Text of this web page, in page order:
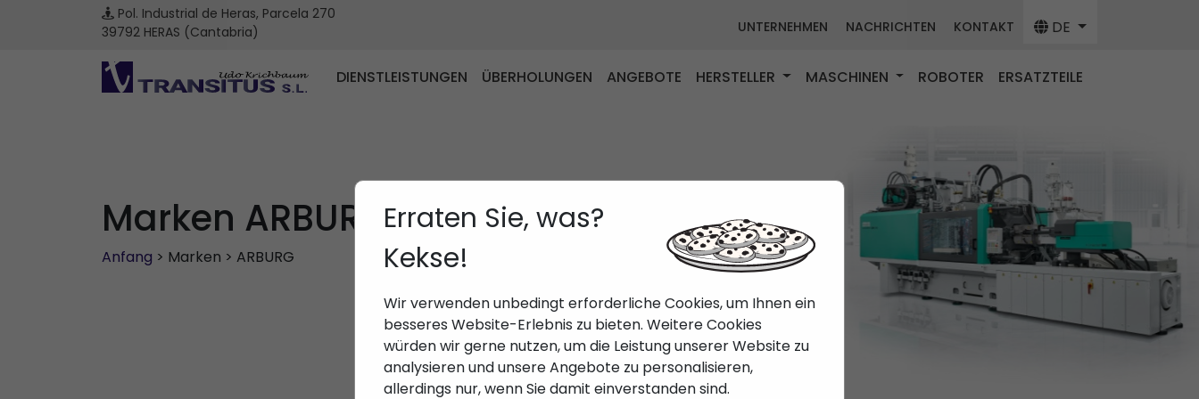
Pol. Industrial de Heras, Parcela 270
39792 HERAS (Cantabria)
UNTERNEHMEN NACHRICHTEN KONTAKT DE
DIENSTLEISTUNGEN ÜBERHOLUNGEN ANGEBOTE HERSTELLER MASCHINEN ROBOTER ERSATZTEILE
Marken ARBURG
Anfang > Marken > ARBURG
Erraten Sie, was?
Kekse!
Wir verwenden unbedingt erforderliche Cookies, um Ihnen ein
besseres Website-Erlebnis zu bieten. Weitere Cookies
würden wir gerne nutzen, um die Leistung unserer Website zu
analysieren und unsere Angebote zu personalisieren,
allerdings nur, wenn Sie damit einverstanden sind.